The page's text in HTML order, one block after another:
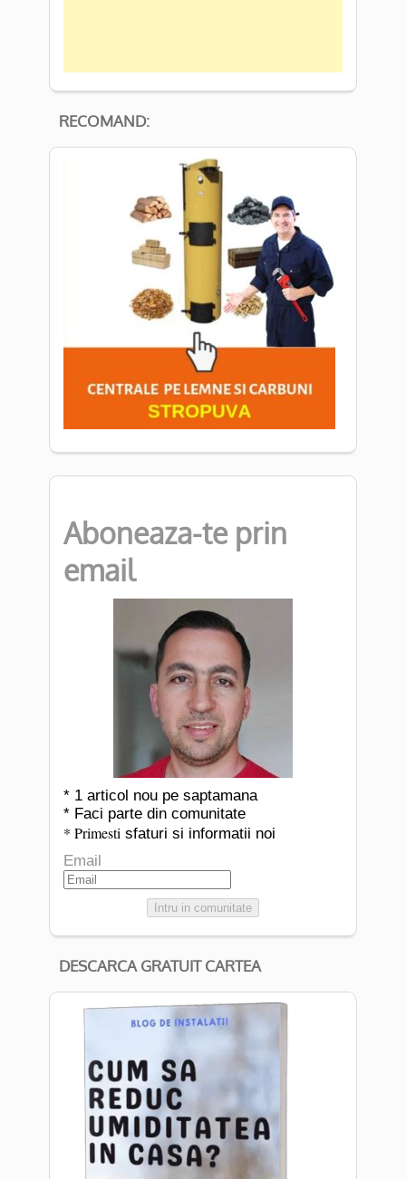
RECOMAND:
Aboneaza-te prin
email
* 1 articol nou pe saptamana
* Faci parte din comunitate
* Primesti sfaturi si informatii noi
Email
Intru in comunitate
DESCARCA GRATUIT CARTEA